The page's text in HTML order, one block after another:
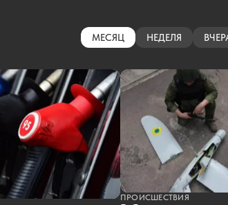
на
В России
ипотеки
06.08.2026
отправил
фарм-клуб
06.08.2026
Мария
паспорт
06.08.2026
МЕСЯЦ НЕДЕЛЯ
ПРОИСШЕСТВИЯ